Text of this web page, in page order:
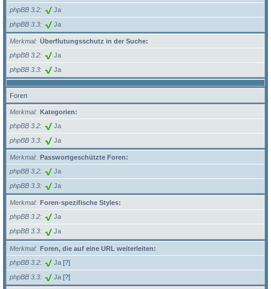
phpBB 3.2
Ja
phpBB 3.3 Ja
Merkmal
Überflutungsschutz in der Suche:
phpBB 3.2
Ja
phpBB 3.3 Ja
Foren
Merkmal
Kategorien:
phpBB 3.2
Ja
phpBB 3.3 Ja
Merkmal
Passwortgeschützte Foren:
phpBB 3.2
Ja
phpBB 3.3 Ja
Merkmal
Foren-spezifische Styles:
phpBB 3.2
Ja
phpBB 3.3 Ja
Merkmal
Foren, die auf eine URL weiterleiten:
phpBB 3.2
Ja [?]
phpBB 3.3 Ja [?]